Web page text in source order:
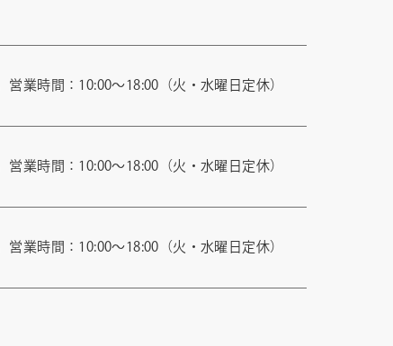
営業時間：10:00〜18:00（火・水曜日定休）
営業時間：10:00〜18:00（火・水曜日定休）
営業時間：10:00〜18:00（火・水曜日定休）